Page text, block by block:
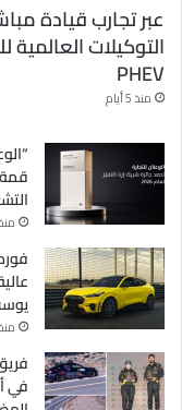
عبر تجارب قيادة
التوكيلات
PHEV
منذ 5 أيام
منذ 5
في